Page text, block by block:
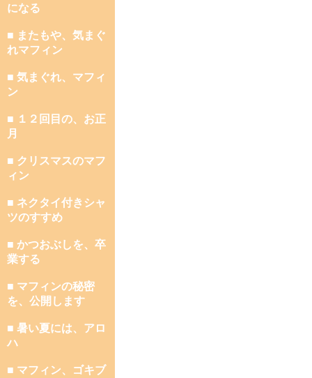
になる
■ またもや、気まぐ
れマフィン
■ 気まぐれ、マフィ
ン
■ １２回目の、お正
月
■ クリスマスのマフ
ィン
■ ネクタイ付きシャ
ツのすすめ
■ かつおぶしを、卒
業する
■ マフィンの秘密
を、公開します
■ 暑い夏には、アロ
ハ
■ マフィン、ゴキブ